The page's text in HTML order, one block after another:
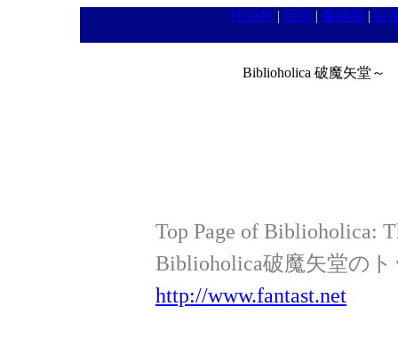
HOME | 目次 | 書籍館 | 白
Biblioholica 破魔矢堂
Top Page of Biblioholica:
Biblioholica破魔矢堂の
http://www.fantast.net